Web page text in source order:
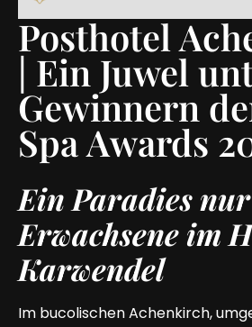
Posthotel
| Ein Juwel
Gewinnern
Spa Awards
Ein Paradies
Erwachsene im
Karwendel
Im bucolischen Achenkirch,